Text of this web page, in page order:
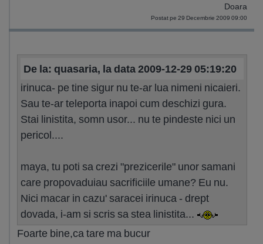
Doara
Postat pe 29 Decembrie 2009 09:00
De la: quasaria, la data 2009-12-29 05:19:20
irinuca- pe tine sigur nu te-ar lua nimeni nicaieri.
Sau te-ar teleporta inapoi cum deschizi gura.
Stai linistita, somn usor... nu te pindeste nici un
pericol....
maya, tu poti sa crezi "prezicerile" unor samani
care propovaduiau sacrificiile umane? Eu nu.
Nici macar in cazu' saracei irinuca - drept
dovada, i-am si scris sa stea linistita...
Foarte bine,ca tare ma bucur